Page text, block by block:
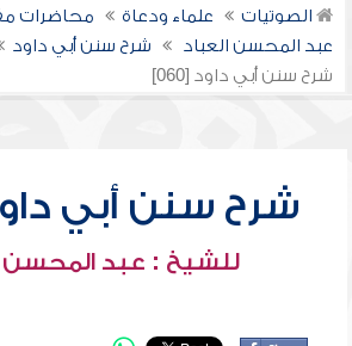
الصوتيات علماء ودعاة
محاضرات
عبد المحسن العباد
شرح سنن أبي داود
شرح سنن أبي داود [060]
شرح سنن أبي داود
للشيخ : عبد المحسن